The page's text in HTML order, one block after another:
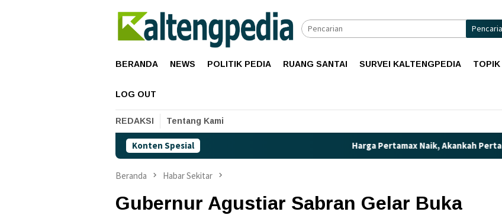
BERANDA NEWS POLITIK PEDIA RUANG SANTAI SURVEI KALTENGPEDIA TOPIK
LOG OUT
REDAKSI Tentang Kami
Konten Spesial Harga Pertamax Naik, Akankah Pertalite
Beranda Habar Sekitar
Gubernur Agustiar Sabran Gelar Buka